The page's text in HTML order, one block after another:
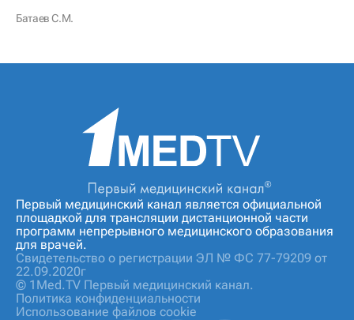
Батаев С.М.
Первый медицинский канал является официальной
площадкой для трансляции дистанционной части
программ непрерывного медицинского образования
для врачей.
Свидетельство о регистрации ЭЛ № ФС 77-79209 от
22.09.2020г
© 1Med.TV Первый медицинский канал.
Политика конфиденциальности
Использование файлов cookie